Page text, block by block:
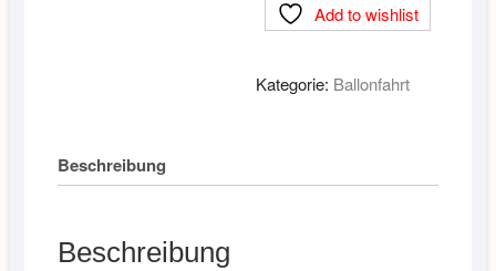
PersonenAdd to wishlist
Kategorie: Ballonfahrt
Beschreibung
Beschreibung